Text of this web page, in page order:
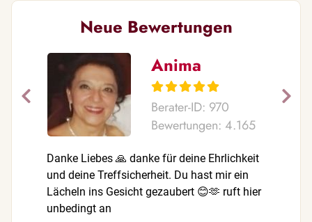
Neue Bewertungen
Anima
Berater-ID: 970
Bewertungen: 4.165
Danke Liebes 🙏 danke für deine Ehrlichkeit
und deine Treffsicherheit. Du hast mir ein
Lächeln ins Gesicht gezaubert 😊🫶 ruft hier
unbedingt an